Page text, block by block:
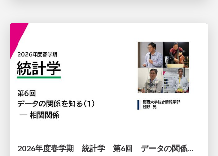
2026年度春学期 統計学 第6回 データの関係を知る（１）ー 相関関係 (2026. 5. 14)